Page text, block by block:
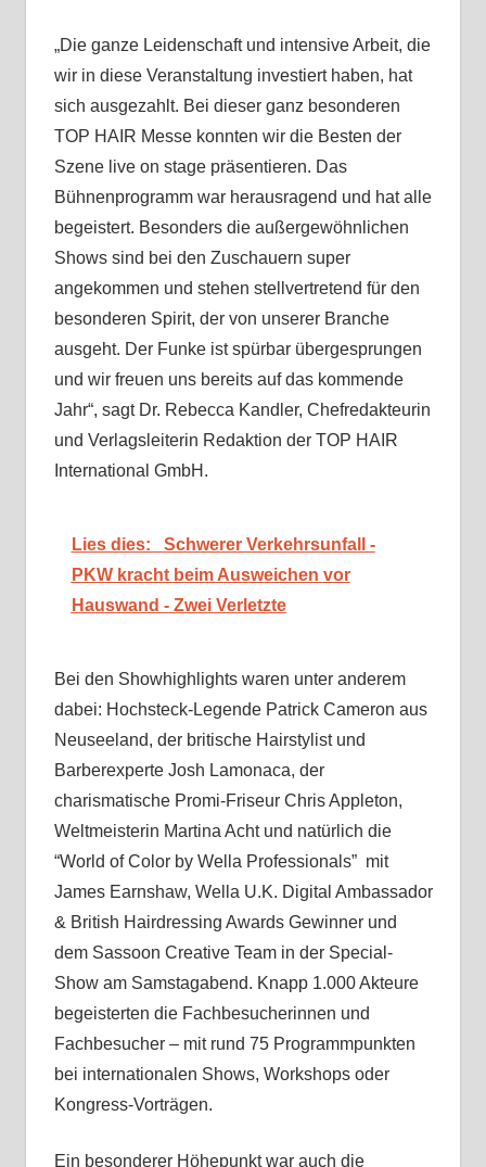
„Die ganze Leidenschaft und intensive Arbeit, die
wir in diese Veranstaltung investiert haben, hat
sich ausgezahlt. Bei dieser ganz besonderen
TOP HAIR Messe konnten wir die Besten der
Szene live on stage präsentieren. Das
Bühnenprogramm war herausragend und hat alle
begeistert. Besonders die außergewöhnlichen
Shows sind bei den Zuschauern super
angekommen und stehen stellvertretend für den
besonderen Spirit, der von unserer Branche
ausgeht. Der Funke ist spürbar übergesprungen
und wir freuen uns bereits auf das kommende
Jahr“, sagt Dr. Rebecca Kandler, Chefredakteurin
und Verlagsleiterin Redaktion der TOP HAIR
International GmbH.
Lies dies:
Schwerer Verkehrsunfall -
PKW kracht beim Ausweichen vor
Hauswand - Zwei Verletzte
Bei den Showhighlights waren unter anderem
dabei: Hochsteck-Legende Patrick Cameron aus
Neuseeland, der britische Hairstylist und
Barberexperte Josh Lamonaca, der
charismatische Promi-Friseur Chris Appleton,
Weltmeisterin Martina Acht und natürlich die
“World of Color by Wella Professionals” mit
James Earnshaw, Wella U.K. Digital Ambassador
& British Hairdressing Awards Gewinner und
dem Sassoon Creative Team in der Special-
Show am Samstagabend. Knapp 1.000 Akteure
begeisterten die Fachbesucherinnen und
Fachbesucher – mit rund 75 Programmpunkten
bei internationalen Shows, Workshops oder
Kongress-Vorträgen.
Ein besonderer Höhepunkt war auch die